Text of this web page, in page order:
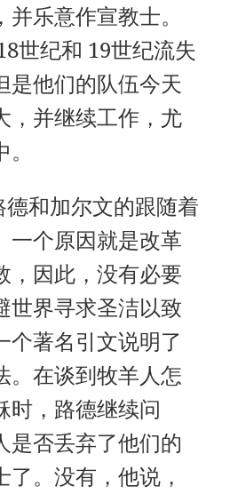
乐意作宣教士。
世纪和 19世纪流失
是他们的队伍今天
，并继续工作，尤
和加尔文的跟随着
一个原因就是改革
，因此，没有必要
世界寻求圣洁以致
个著名引文说明了
。在谈到牧羊人怎
时，路德继续问
是否丢弃了他们的
。没有，他说，